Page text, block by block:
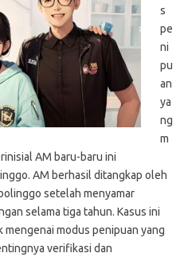
s
pe
ni
pu
an
ya
ng
m
AM baru-baru ini
AM berhasil ditangkap oleh
setelah menyamar
selama tiga tahun. Kasus ini
mengenai modus penipuan yang
verifikasi dan